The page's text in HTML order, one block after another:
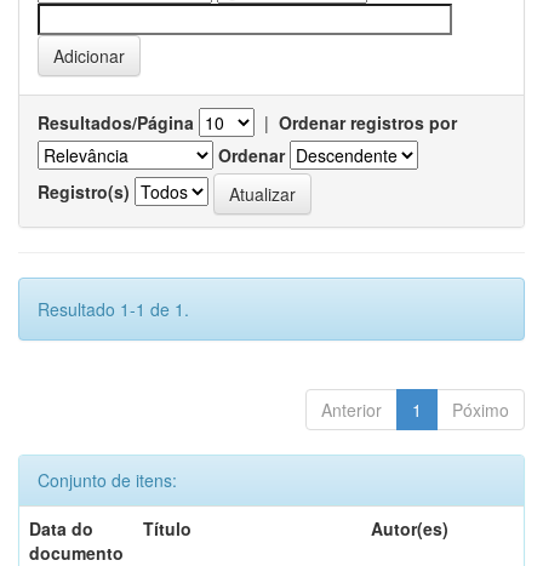
Resultados/Página | Ordenar registros por
Ordenar
Registro(s)
Resultado 1-1 de 1.
Anterior 1 Póximo
Conjunto de itens:
Data do
documento
Título Autor(es)